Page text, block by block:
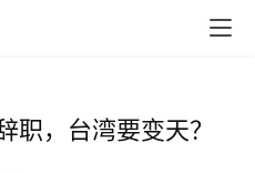
职，台湾要变天？